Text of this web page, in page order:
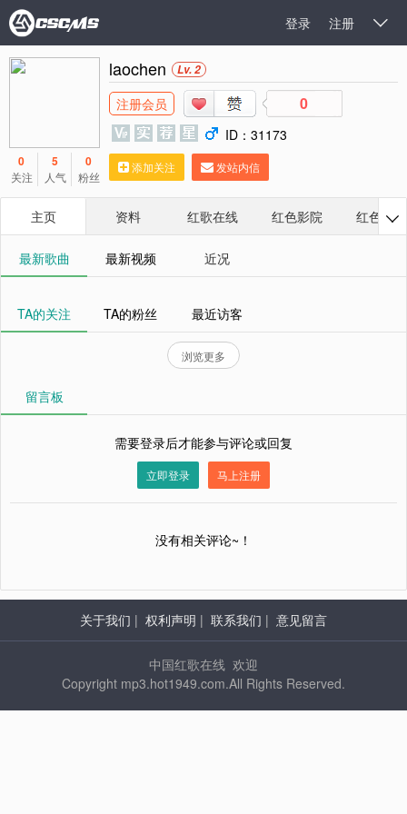

注册
登录
0
关注
5
人气
0
粉丝
laochen Lv. 2
注册会员 0
ID：31173
添加关注 发站内信
主页 资料 红歌在线 红色影院 红色相册

最新歌曲 最新视频 近况
TA的关注 TA的粉丝 最近访客
浏览更多
留言板
需要登录后才能参与评论或回复
立即登录 马上注册
没有相关评论~！
关于我们 | 权利声明 | 联系我们 | 意见留言
中国红歌在线 欢迎
Copyright mp3.hot1949.com.All Rights Reserved.